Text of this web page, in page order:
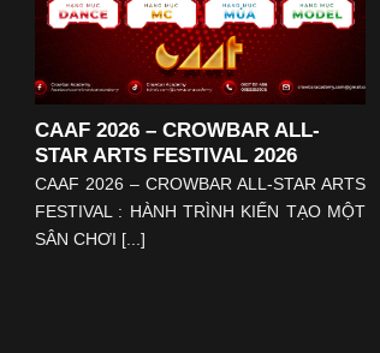
CAAF 2026 – CROWBAR ALL-
STAR ARTS FESTIVAL 2026
CAAF 2026 – CROWBAR ALL-STAR ARTS
FESTIVAL : HÀNH TRÌNH KIẾN TẠO MỘT
SÂN CHƠI [...]